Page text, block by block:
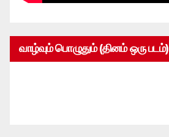
வாழ்வும் பொழுதும் (தினம் ஒரு படம்)